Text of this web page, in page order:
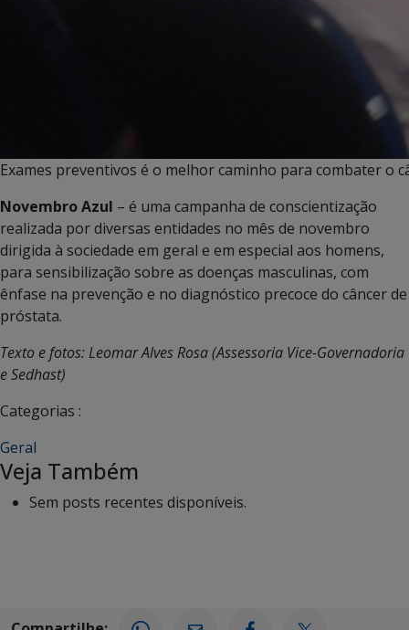
Exames preventivos é o melhor caminho para combater o
Novembro Azul – é uma campanha de conscientização
realizada por diversas entidades no mês de novembro
dirigida à sociedade em geral e em especial aos homens,
para sensibilização sobre as doenças masculinas, com
ênfase na prevenção e no diagnóstico precoce do câncer de
próstata.
Texto e fotos: Leomar Alves Rosa (Assessoria Vice-Governadoria
e Sedhast)
Categorias :
Geral
Veja Também
Sem posts recentes disponíveis.